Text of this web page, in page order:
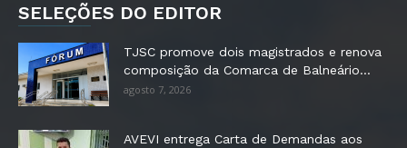
SELEÇÕES DO EDITOR
TJSC promove dois magistrados e renova
composição da Comarca de Balneário...
agosto 7, 2026
AVEVI entrega Carta de Demandas aos